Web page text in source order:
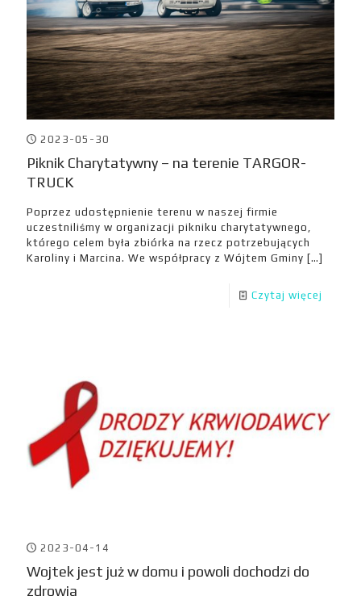
2023-05-30
Piknik Charytatywny – na terenie TARGOR-
TRUCK
Poprzez udostępnienie terenu w naszej firmie
uczestniliśmy w organizacji pikniku charytatywnego,
którego celem była zbiórka na rzecz potrzebujących
Karoliny i Marcina. We współpracy z Wójtem Gminy […]
Czytaj więcej
2023-04-14
Wojtek jest już w domu i powoli dochodzi do
zdrowia